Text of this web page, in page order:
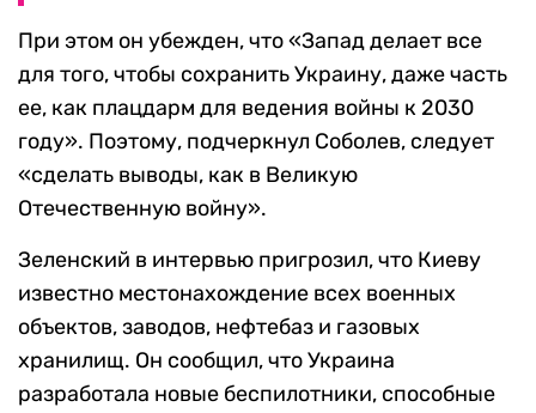
При этом он убежден, что «Запад делает все
для того, чтобы сохранить Украину, даже часть
ее, как плацдарм для ведения войны к 2030
году». Поэтому, подчеркнул Соболев, следует
«сделать выводы, как в Великую
Отечественную войну».
Зеленский в интервью пригрозил, что Киеву
известно местонахождение всех военных
объектов, заводов, нефтебаз и газовых
хранилищ. Он сообщил, что Украина
разработала новые беспилотники, способные